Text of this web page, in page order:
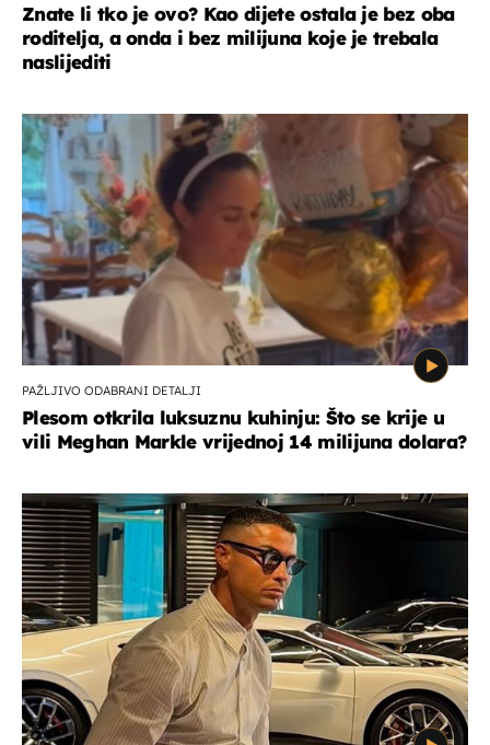
Znate li tko je ovo? Kao dijete ostala je bez oba
roditelja, a onda i bez milijuna koje je trebala
naslijediti
PAŽLJIVO ODABRANI DETALJI
Plesom otkrila luksuznu kuhinju: Što se krije u
vili Meghan Markle vrijednoj 14 milijuna dolara?